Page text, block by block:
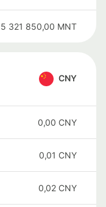
5 321 850,00 MNT
CNY
0,00 CNY
0,01 CNY
0,02 CNY